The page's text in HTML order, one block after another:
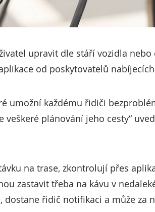
upravit dle stáří vozidla
od poskytovatelů
umožní každému řidiči
veškeré plánování jeho cesty“
na trase, zkontrolují přes
zastavit třeba na kávu v
řidič notifikaci a může za